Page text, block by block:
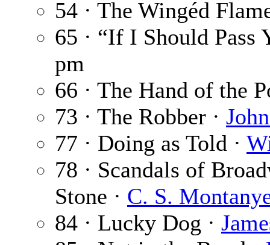
54 · The Wingéd
65 · “If I Should Pass
pm
66 · The Hand of the
73 · The Robber ·
77 · Doing as Told ·
78 · Scandals of
Stone · C. S.
84 · Lucky Dog ·